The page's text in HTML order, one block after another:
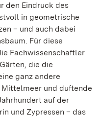
den Eindruck des
in geometrische
– und auch dabei
Für diese
Fachwissenschaftler
die die
ganz andere
und duftende
auf der
und Zypressen – das